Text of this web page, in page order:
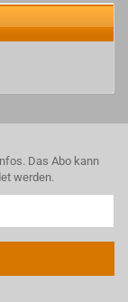
Das Abo kann
werden.